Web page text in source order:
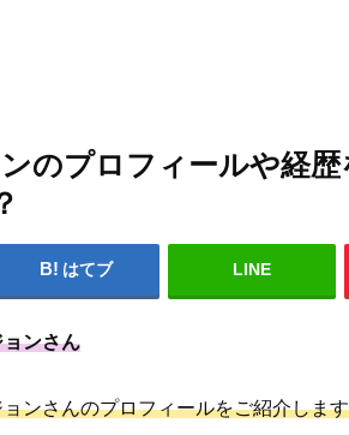
のプロフィールや経歴
はてブ LINE
ンさん
ンさんのプロフィールをご紹介しま